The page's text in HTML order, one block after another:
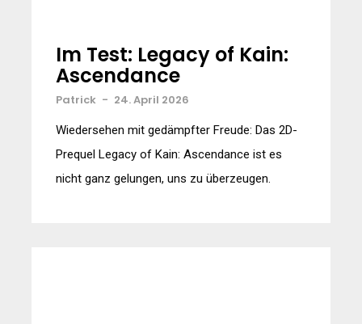
Im Test: Legacy of Kain:
Ascendance
Patrick - 24. April 2026
Wiedersehen mit gedämpfter Freude: Das 2D-
Prequel Legacy of Kain: Ascendance ist es
nicht ganz gelungen, uns zu überzeugen.